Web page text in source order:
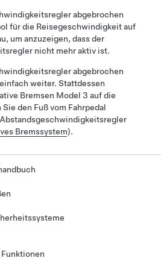
abgebrochen
für die Reisegeschwindigkeit auf
um anzuzeigen, dass der
nicht mehr aktiv ist.
abgebrochen
weiter. Stattdessen
Bremsen Model 3 auf die
den Fuß vom Fahrpedal
Abstandsgeschwindigkeitsregler
Bremssystem).